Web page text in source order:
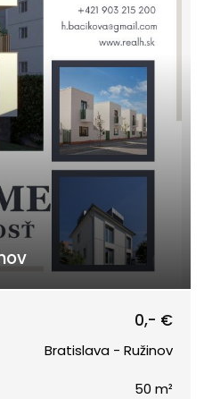
0,- €
Bratislava - Ružinov
50 m²